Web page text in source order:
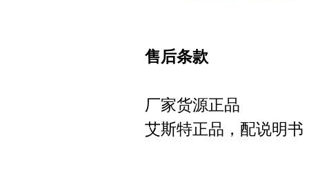
售后条款
厂家货源正品
艾斯特正品，配说明